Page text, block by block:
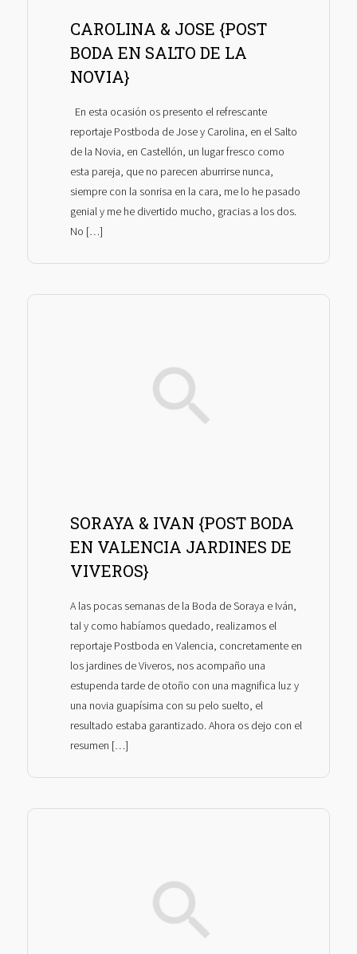
CAROLINA & JOSE {POST
BODA EN SALTO DE LA
NOVIA}
En esta ocasión os presento el refrescante
reportaje Postboda de Jose y Carolina, en el Salto
de la Novia, en Castellón, un lugar fresco como
esta pareja, que no parecen aburrirse nunca,
siempre con la sonrisa en la cara, me lo he pasado
genial y me he divertido mucho, gracias a los dos.
No […]
SORAYA & IVAN {POST BODA
EN VALENCIA JARDINES DE
VIVEROS}
A las pocas semanas de la Boda de Soraya e Iván,
tal y como habíamos quedado, realizamos el
reportaje Postboda en Valencia, concretamente en
los jardines de Viveros, nos acompaño una
estupenda tarde de otoño con una magnifica luz y
una novia guapísima con su pelo suelto, el
resultado estaba garantizado. Ahora os dejo con el
resumen […]